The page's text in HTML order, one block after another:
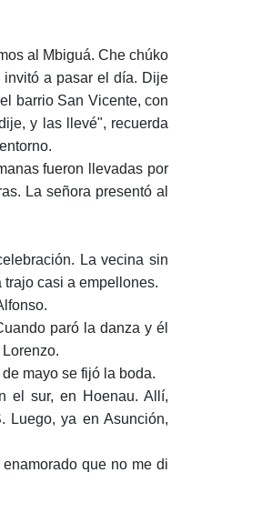
al Mbiguá. Che chúko
invitó a pasar el día. Dije
barrio San Vicente, con
y las llevé", recuerda
fueron llevadas por
La señora presentó al
La vecina sin
casi a empellones.
paró la danza y él
mayo se fijó la boda.
el sur, en Hoenau. Allí,
Luego, ya en Asunción,
que no me di